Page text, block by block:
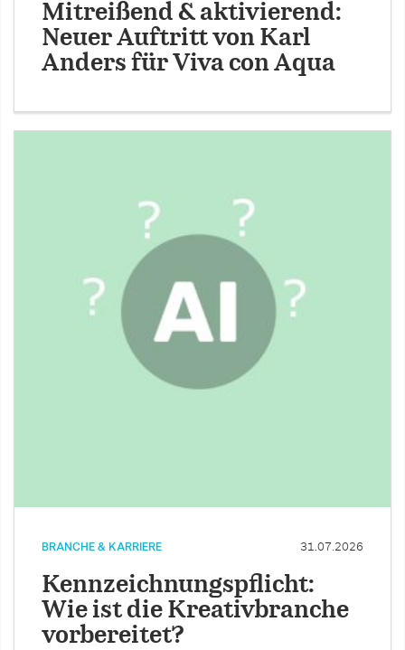
Mitreißend & aktivierend:
Neuer Auftritt von Karl
Anders für Viva con Aqua
BRANCHE & KARRIERE 31.07.2026
Kennzeichnungspflicht:
Wie ist die Kreativbranche
vorbereitet?